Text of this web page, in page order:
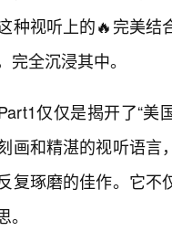
种视听上的🔥完美
完全沉浸其中。
仅仅是揭开了“美
画和精湛的视听语
复琢磨的佳作。它